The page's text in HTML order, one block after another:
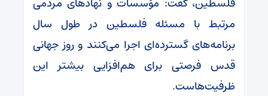
مرتبط با مسئله فلسطین در طول سال
برنامه‌های گسترده‌ای اجرا می‌کنند و روز جهانی
قدس فرصتی برای هم‌افزایی بیشتر این
ظرفیت‌هاست.